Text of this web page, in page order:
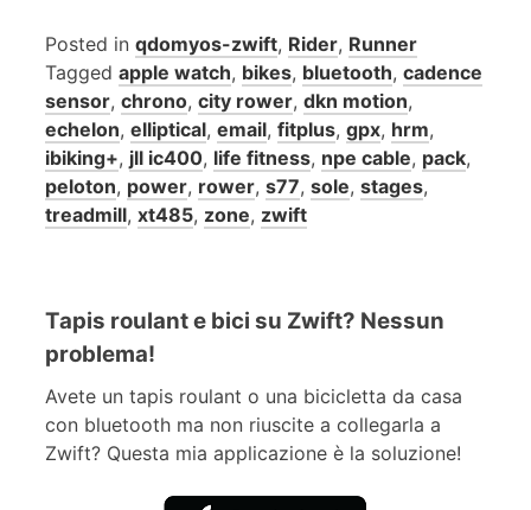
Posted in qdomyos-zwift, Rider, Runner
Tagged apple watch, bikes, bluetooth, cadence
sensor, chrono, city rower, dkn motion,
echelon, elliptical, email, fitplus, gpx, hrm,
ibiking+, jll ic400, life fitness, npe cable, pack,
peloton, power, rower, s77, sole, stages,
treadmill, xt485, zone, zwift
Tapis roulant e bici su Zwift? Nessun
problema!
Avete un tapis roulant o una bicicletta da casa
con bluetooth ma non riuscite a collegarla a
Zwift? Questa mia applicazione è la soluzione!